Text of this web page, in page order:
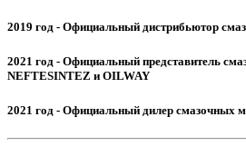
2019 год - Официальный дистрибьютор
2021 год - Официальный представитель
NEFTESINTEZ и OILWAY
2021 год - Официальный дилер смазочных